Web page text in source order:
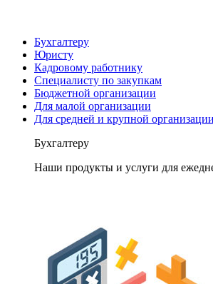
Бухгалтеру
Юристу
Кадровому работнику
Специалисту по закупкам
Бюджетной организации
Для малой организации
Для средней и крупной организации
Бухгалтеру
Наши продукты и услуги для